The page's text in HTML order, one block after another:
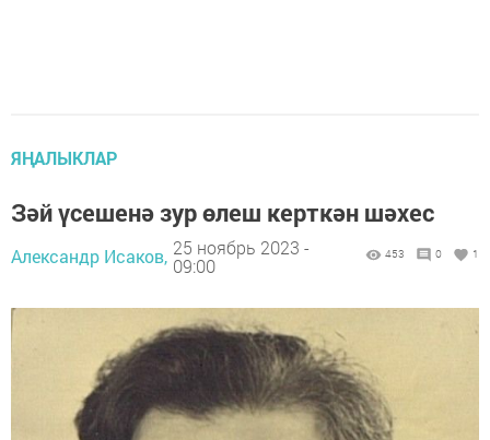
ЯҢАЛЫКЛАР
Зәй үсешенә зур өлеш керткән шәхес
Александр Исаков, 25 ноябрь 2023 -
09:00
453 0 1